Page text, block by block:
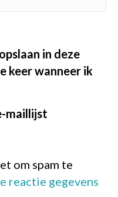
in deze
keer wanneer ik
maillijst
om spam te
reactie gegevens